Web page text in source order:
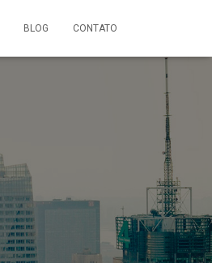
BLOG CONTATO